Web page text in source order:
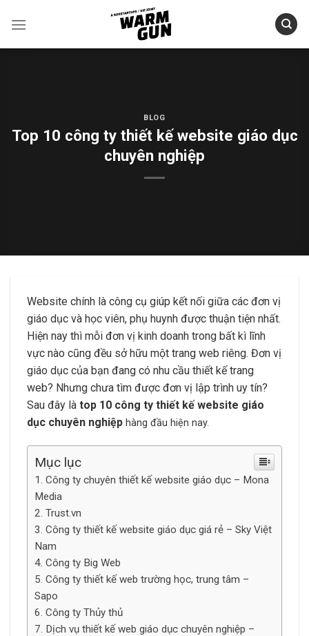
BLOG
Top 10 công ty thiết kế website giáo dục
chuyên nghiệp
Website chính là công cụ giúp kết nối giữa các đơn vị
giáo dục và học viên, phụ huynh được thuận tiện nhất.
Hiện nay thì mỗi đơn vị kinh doanh trong bất kì lĩnh
vực nào cũng đều sở hữu một trang web riêng. Đơn vị
giáo dục của bạn đang có nhu cầu thiết kế trang
web? Nhưng chưa tìm được đơn vị lập trình uy tín?
Sau đây là top 10 công ty thiết kế website giáo
dục chuyên nghiệp hàng đầu hiện nay.
Mục lục
Công ty chuyên thiết kế website giáo dục – Mona
Media
Trust.vn
Công ty thiết kế website giáo dục giá rẻ – Sky Việt
Nam
Công ty Big Web
Công ty thiết kế web trường học, trung tâm –
Sapo
Công ty Thủy thủ
Dịch vụ thiết kế web giáo dục chuyên nghiệp –